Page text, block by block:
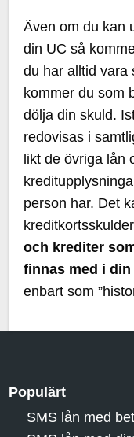
Även om du kan
din UC så
du har alltid vara
kommer du som
dölja din skuld.
redovisas i
likt de övriga lån
person har. Det
och krediter
finnas med i
enbart som
Populärt
SMS lån med